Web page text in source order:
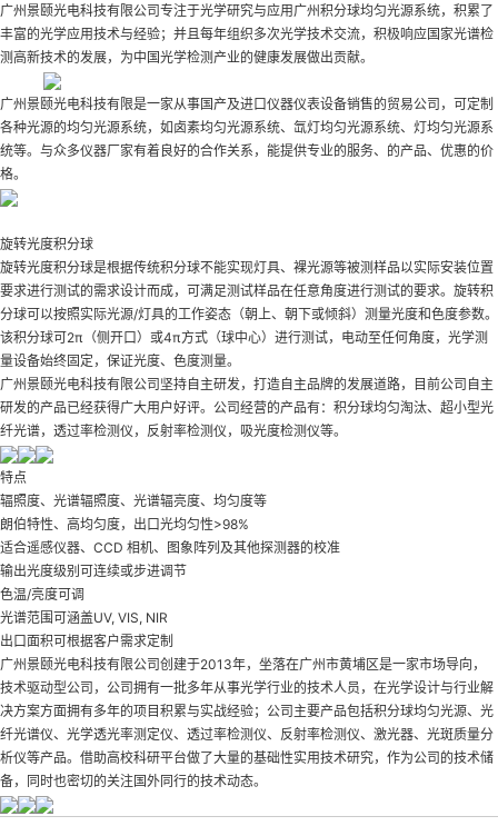
广州景颐光电科技有限公司专注于光学研究与应用广州积分球均匀光源系统，积累了
丰富的光学应用技术与经验；并且每年组织多次光学技术交流，积极响应国家光谱检
测高新技术的发展，为中国光学检测产业的健康发展做出贡献。
广州景颐光电科技有限是一家从事国产及进口仪器仪表设备销售的贸易公司，可定制
各种光源的均匀光源系统，如卤素均匀光源系统、氙灯均匀光源系统、灯均匀光源系
统等。与众多仪器厂家有着良好的合作关系，能提供专业的服务、的产品、优惠的价
格。
旋转光度积分球
旋转光度积分球是根据传统积分球不能实现灯具、裸光源等被测样品以实际安装位置
要求进行测试的需求设计而成，可满足测试样品在任意角度进行测试的要求。旋转积
分球可以按照实际光源/灯具的工作姿态（朝上、朝下或倾斜）测量光度和色度参数。
该积分球可2π（侧开口）或4π方式（球中心）进行测试，电动至任何角度，光学测
量设备始终固定，保证光度、色度测量。
广州景颐光电科技有限公司坚持自主研发，打造自主品牌的发展道路，目前公司自主
研发的产品已经获得广大用户好评。公司经营的产品有：积分球均匀淘汰、超小型光
纤光谱，透过率检测仪，反射率检测仪，吸光度检测仪等。
特点
辐照度、光谱辐照度、光谱辐亮度、均匀度等
朗伯特性、高均匀度，出口光均匀性>98%
适合遥感仪器、CCD 相机、图象阵列及其他探测器的校准
输出光度级别可连续或步进调节
色温/亮度可调
光谱范围可涵盖UV, VIS, NIR
出口面积可根据客户需求定制
广州景颐光电科技有限公司创建于2013年，坐落在广州市黄埔区是一家市场导向，
技术驱动型公司，公司拥有一批多年从事光学行业的技术人员，在光学设计与行业解
决方案方面拥有多年的项目积累与实战经验；公司主要产品包括积分球均匀光源、光
纤光谱仪、光学透光率测定仪、透过率检测仪、反射率检测仪、激光器、光斑质量分
析仪等产品。借助高校科研平台做了大量的基础性实用技术研究，作为公司的技术储
备，同时也密切的关注国外同行的技术动态。